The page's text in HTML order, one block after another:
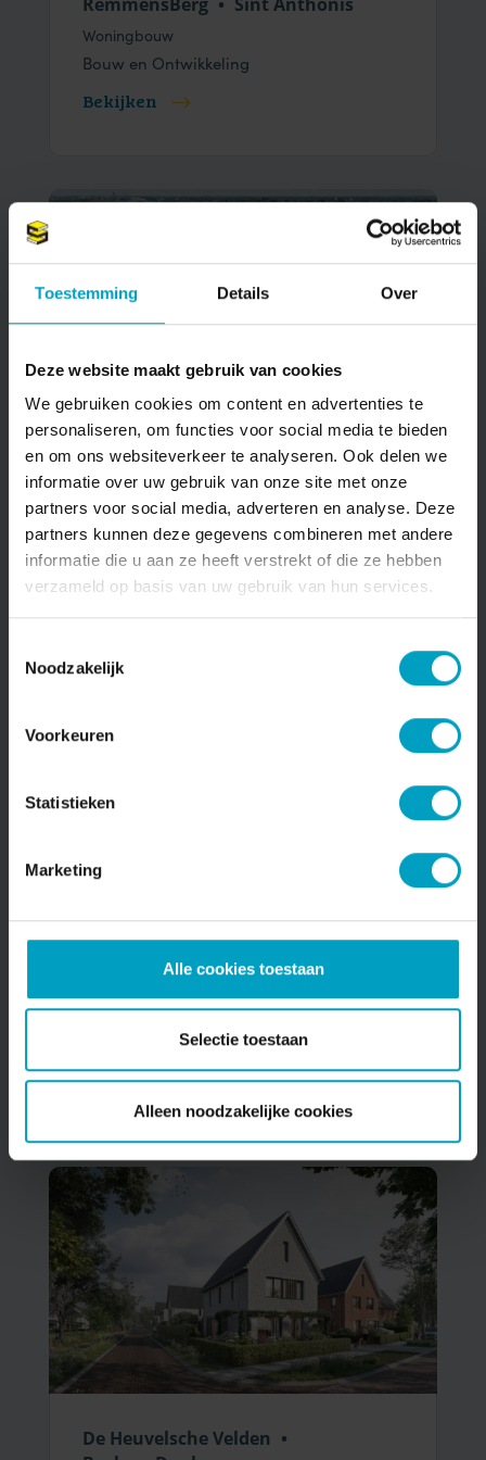
Toestemming Details Over
Deze website maakt gebruik van cookies
We gebruiken cookies om content en advertenties te
personaliseren, om functies voor social media te bieden
en om ons websiteverkeer te analyseren. Ook delen we
informatie over uw gebruik van onze site met onze
partners voor social media, adverteren en analyse. Deze
partners kunnen deze gegevens combineren met andere
informatie die u aan ze heeft verstrekt of die ze hebben
verzameld op basis van uw gebruik van hun services.
Noodzakelijk
Voorkeuren
Statistieken
Marketing
Alle cookies toestaan
Selectie toestaan
Alleen noodzakelijke cookies
Woningbouw
Bouw en Ontwikkeling
Bekijken
Sweelinckhout • Oosterhout
Woningbouw
Van Stiphout Projectontwikkeling
In bouwvoorbereiding
Bekijken
Woningbouw
Bouwbedrijf van Stiphout
In bouwvoorbereiding
Bekijken
De Heuvelsche Velden •